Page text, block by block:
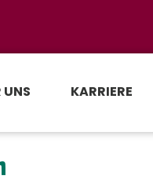
UNS KARRIERE